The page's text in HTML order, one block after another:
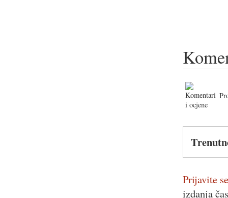
Prijavite
izdanja